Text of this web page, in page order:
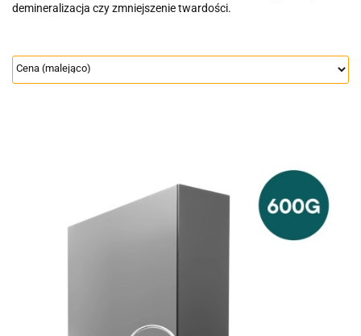
demineralizacja czy zmniejszenie twardości.